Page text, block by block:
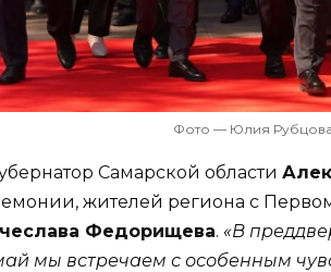
Фото — Юлия Рубцова
Самарской области
жителей региона с
Федорищева. «В
мы встречаем с особенным